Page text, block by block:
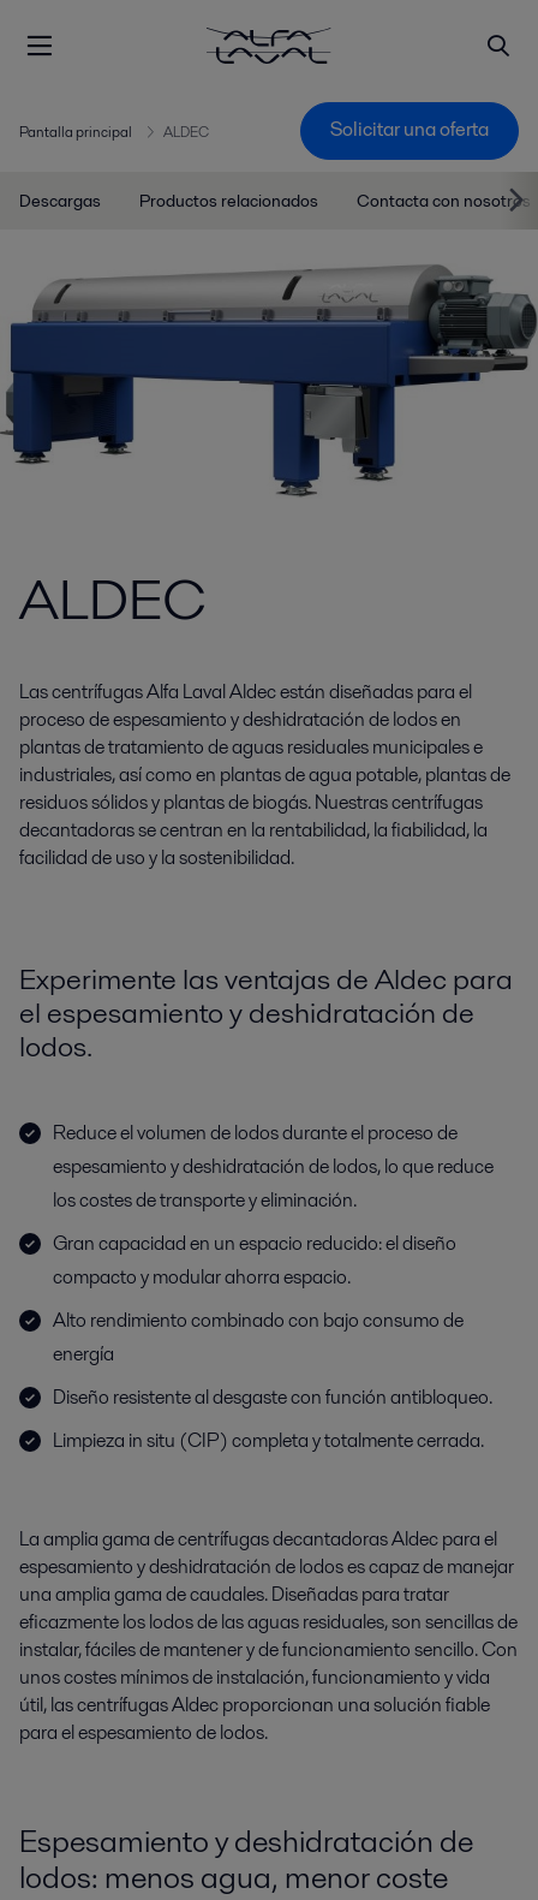
Pantalla principal ALDEC Solicitar una oferta
Descargas Productos relacionados Contacta con nosotros
ALDEC
Las centrífugas Alfa Laval Aldec están diseñadas para el
proceso de espesamiento y deshidratación de lodos en
plantas de tratamiento de aguas residuales municipales e
industriales, así como en plantas de agua potable, plantas de
residuos sólidos y plantas de biogás. Nuestras centrífugas
decantadoras se centran en la rentabilidad, la fiabilidad, la
facilidad de uso y la sostenibilidad.
Experimente las ventajas de Aldec para
el espesamiento y deshidratación de
lodos.
Reduce el volumen de lodos durante el proceso de
espesamiento y deshidratación de lodos, lo que reduce
los costes de transporte y eliminación.
Gran capacidad en un espacio reducido: el diseño
compacto y modular ahorra espacio.
Alto rendimiento combinado con bajo consumo de
energía
Diseño resistente al desgaste con función antibloqueo.
Limpieza in situ (CIP) completa y totalmente cerrada.
La amplia gama de centrífugas decantadoras Aldec para el
espesamiento y deshidratación de lodos es capaz de manejar
una amplia gama de caudales. Diseñadas para tratar
eficazmente los lodos de las aguas residuales, son sencillas de
instalar, fáciles de mantener y de funcionamiento sencillo. Con
unos costes mínimos de instalación, funcionamiento y vida
útil, las centrífugas Aldec proporcionan una solución fiable
para el espesamiento de lodos.
Espesamiento y deshidratación de
lodos: menos agua, menor coste